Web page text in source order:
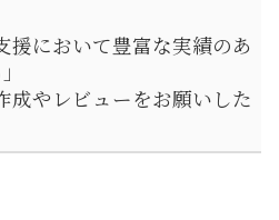
援において豊富な実績のあ
成やレビューをお願いした